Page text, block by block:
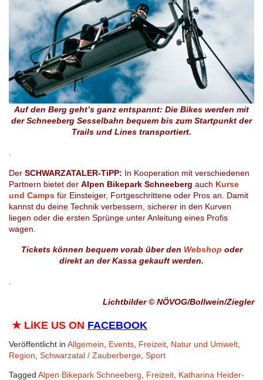
Auf den Berg geht’s ganz entspannt: Die Bikes werden mit
der Schneeberg Sesselbahn bequem bis zum Startpunkt der
Trails und Lines transportiert.
Der SCHWARZATALER-TiPP: In Kooperation mit verschiedenen
Partnern bietet der Alpen Bikepark Schneeberg auch Kurse
und Camps für Einsteiger, Fortgeschrittene oder Pros an. Damit
kannst du deine Technik verbessern, sicherer in den Kurven
liegen oder die ersten Sprünge unter Anleitung eines Profis
wagen.
Tickets können bequem vorab über den Webshop oder
direkt an der Kassa gekauft werden.
Lichtbilder © NÖVOG/Bollwein/Ziegler
★ LiKE US ON FACEBOOK
Veröffentlicht in Allgemein Events Freizeit Natur und Umwelt
Region Schwarzatal / Zauberberge Sport
Tagged Alpen Bikepark Schneeberg Freizeit Katharina Heider-